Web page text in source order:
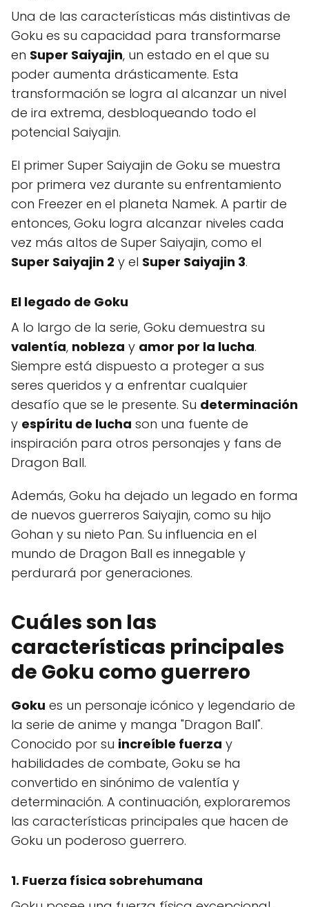
Una de las características más distintivas de
Goku es su capacidad para transformarse
en Super Saiyajin, un estado en el que su
poder aumenta drásticamente. Esta
transformación se logra al alcanzar un nivel
de ira extrema, desbloqueando todo el
potencial Saiyajin.
El primer Super Saiyajin de Goku se muestra
por primera vez durante su enfrentamiento
con Freezer en el planeta Namek. A partir de
entonces, Goku logra alcanzar niveles cada
vez más altos de Super Saiyajin, como el
Super Saiyajin 2 y el Super Saiyajin 3.
El legado de Goku
A lo largo de la serie, Goku demuestra su
valentía, nobleza y amor por la lucha.
Siempre está dispuesto a proteger a sus
seres queridos y a enfrentar cualquier
desafío que se le presente. Su determinación
y espíritu de lucha son una fuente de
inspiración para otros personajes y fans de
Dragon Ball.
Además, Goku ha dejado un legado en forma
de nuevos guerreros Saiyajin, como su hijo
Gohan y su nieto Pan. Su influencia en el
mundo de Dragon Ball es innegable y
perdurará por generaciones.
Cuáles son las
características principales
de Goku como guerrero
Goku es un personaje icónico y legendario de
la serie de anime y manga "Dragon Ball".
Conocido por su increíble fuerza y
habilidades de combate, Goku se ha
convertido en sinónimo de valentía y
determinación. A continuación, exploraremos
las características principales que hacen de
Goku un poderoso guerrero.
1. Fuerza física sobrehumana